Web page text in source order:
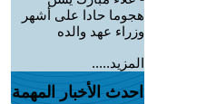
هجوما حادا على أشهر
وزراء عهد والده
المزيد.....
احدث الأخبار المهمة